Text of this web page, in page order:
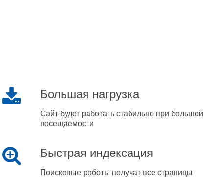
Большая нагрузка
Сайт будет работать стабильно при большой
посещаемости
Быстрая индексация
Поисковые роботы получат все страницы